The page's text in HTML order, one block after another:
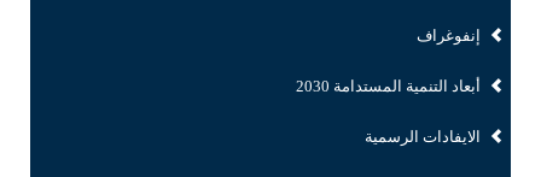
إنفوغراف
أبعاد التنمية المستدامة 2030
الايفادات الرسمية